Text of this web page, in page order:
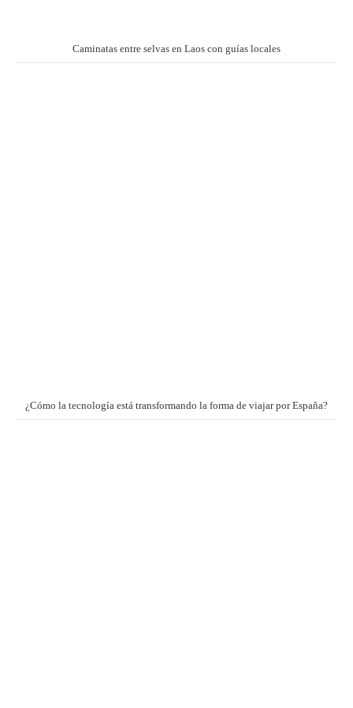
Caminatas entre selvas en Laos con guías locales
¿Cómo la tecnología está transformando la forma de viajar por España?